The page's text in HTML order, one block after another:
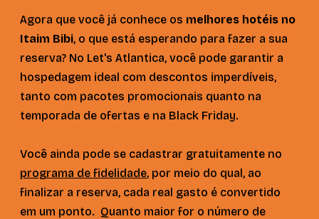
Agora que você já conhece os melhores hotéis no
Itaim Bibi, o que está esperando para fazer a sua
reserva? No Let's Atlantica, você pode garantir a
hospedagem ideal com descontos imperdíveis,
tanto com pacotes promocionais quanto na
temporada de ofertas e na Black Friday.
Você ainda pode se cadastrar gratuitamente no
programa de fidelidade, por meio do qual, ao
finalizar a reserva, cada real gasto é convertido
em um ponto. Quanto maior for o número de